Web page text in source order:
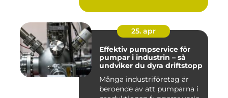
25. apr
Effektiv pumpservice för
pumpar i industrin – så
undviker du dyra driftstopp
Många industriföretag är
beroende av att pumparna i